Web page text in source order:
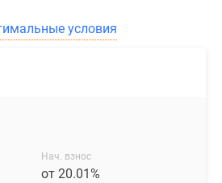
условия
Нач. взнос
от 20.01%